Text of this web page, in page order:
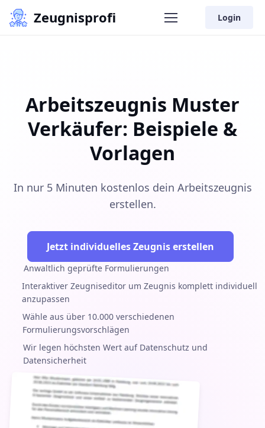
Zeugnisprofi Login
Arbeitszeugnis Muster
Verkäufer: Beispiele &
Vorlagen
In nur 5 Minuten kostenlos dein Arbeitszeugnis
erstellen.
Jetzt individuelles Zeugnis erstellen
Anwaltlich geprüfte Formulierungen
Interaktiver Zeugniseditor um Zeugnis komplett individuell
anzupassen
Wähle aus über 10.000 verschiedenen
Formulierungsvorschlägen
Wir legen höchsten Wert auf Datenschutz und
Datensicherheit